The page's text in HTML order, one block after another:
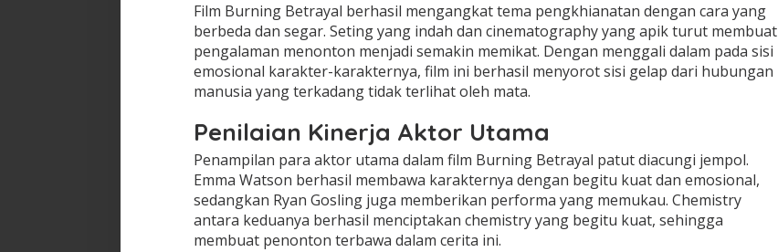
Film Burning Betrayal berhasil mengangkat tema pengkhianatan dengan cara yang
berbeda dan segar. Seting yang indah dan cinematography yang apik turut membuat
pengalaman menonton menjadi semakin memikat. Dengan menggali dalam pada sisi
emosional karakter-karakternya, film ini berhasil menyorot sisi gelap dari hubungan
manusia yang terkadang tidak terlihat oleh mata.
Penilaian Kinerja Aktor Utama
Penampilan para aktor utama dalam film Burning Betrayal patut diacungi jempol.
Emma Watson berhasil membawa karakternya dengan begitu kuat dan emosional,
sedangkan Ryan Gosling juga memberikan performa yang memukau. Chemistry
antara keduanya berhasil menciptakan chemistry yang begitu kuat, sehingga
membuat penonton terbawa dalam cerita ini.